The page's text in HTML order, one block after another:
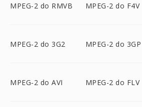
MPEG-2 do RMVB MPEG-2 do F4V
MPEG-2 do 3G2 MPEG-2 do 3GP
MPEG-2 do AVI MPEG-2 do FLV